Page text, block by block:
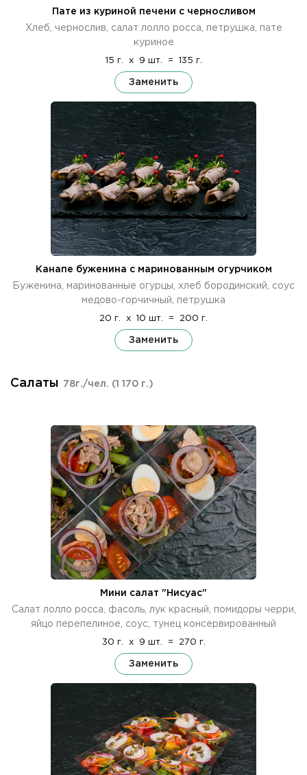
Пате из куриной печени с черносливом
Хлеб, чернослив, салат лолло росса, петрушка, пате
куриное
15 г. x 9 шт. = 135 г.
Заменить
Канапе буженина с маринованным огурчиком
Буженина, маринованные огурцы, хлеб бородинский, соус
медово-горчичный, петрушка
20 г. x 10 шт. = 200 г.
Заменить
Салаты 78г./чел. (1 170 г.)
Мини салат "Нисуас"
Салат лолло росса, фасоль, лук красный, помидоры черри,
яйцо перепелиное, соус, тунец консервированный
30 г. x 9 шт. = 270 г.
Заменить